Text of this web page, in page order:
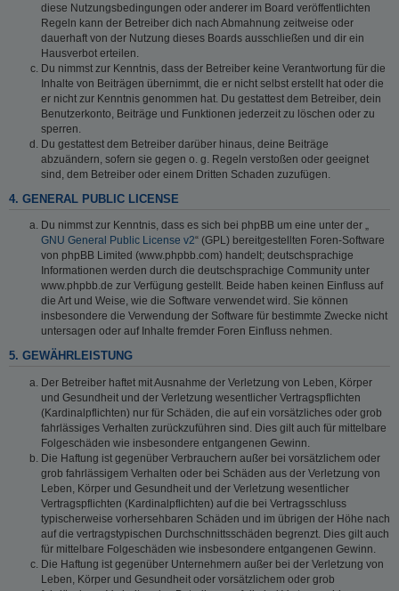
diese Nutzungsbedingungen oder anderer im Board veröffentlichten
Regeln kann der Betreiber dich nach Abmahnung zeitweise oder
dauerhaft von der Nutzung dieses Boards ausschließen und dir ein
Hausverbot erteilen.
Du nimmst zur Kenntnis, dass der Betreiber keine Verantwortung für die
Inhalte von Beiträgen übernimmt, die er nicht selbst erstellt hat oder die
er nicht zur Kenntnis genommen hat. Du gestattest dem Betreiber, dein
Benutzerkonto, Beiträge und Funktionen jederzeit zu löschen oder zu
sperren.
Du gestattest dem Betreiber darüber hinaus, deine Beiträge
abzuändern, sofern sie gegen o. g. Regeln verstoßen oder geeignet
sind, dem Betreiber oder einem Dritten Schaden zuzufügen.
4. GENERAL PUBLIC LICENSE
Du nimmst zur Kenntnis, dass es sich bei phpBB um eine unter der „
GNU General Public License v2“ (GPL) bereitgestellten Foren-Software
von phpBB Limited (www.phpbb.com) handelt; deutschsprachige
Informationen werden durch die deutschsprachige Community unter
www.phpbb.de zur Verfügung gestellt. Beide haben keinen Einfluss auf
die Art und Weise, wie die Software verwendet wird. Sie können
insbesondere die Verwendung der Software für bestimmte Zwecke nicht
untersagen oder auf Inhalte fremder Foren Einfluss nehmen.
5. GEWÄHRLEISTUNG
Der Betreiber haftet mit Ausnahme der Verletzung von Leben, Körper
und Gesundheit und der Verletzung wesentlicher Vertragspflichten
(Kardinalpflichten) nur für Schäden, die auf ein vorsätzliches oder grob
fahrlässiges Verhalten zurückzuführen sind. Dies gilt auch für mittelbare
Folgeschäden wie insbesondere entgangenen Gewinn.
Die Haftung ist gegenüber Verbrauchern außer bei vorsätzlichem oder
grob fahrlässigem Verhalten oder bei Schäden aus der Verletzung von
Leben, Körper und Gesundheit und der Verletzung wesentlicher
Vertragspflichten (Kardinalpflichten) auf die bei Vertragsschluss
typischerweise vorhersehbaren Schäden und im übrigen der Höhe nach
auf die vertragstypischen Durchschnittsschäden begrenzt. Dies gilt auch
für mittelbare Folgeschäden wie insbesondere entgangenen Gewinn.
Die Haftung ist gegenüber Unternehmern außer bei der Verletzung von
Leben, Körper und Gesundheit oder vorsätzlichem oder grob